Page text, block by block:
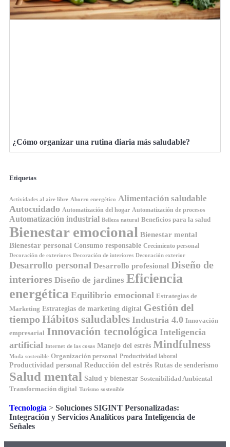
¿Cómo organizar una rutina diaria más saludable?
Etiquetas
Actividades al aire libre Ahorro energético Alimentación saludable
Autocuidado Automatización del hogar Automatización de procesos
Automatización industrial Belleza natural Beneficios para la salud
Bienestar emocional Bienestar mental
Bienestar personal Consumo responsable Crecimiento personal
Decoración de exteriores Decoración de interiores Decoración exterior
Desarrollo personal Desarrollo profesional Diseño de
interiores Diseño de jardines Eficiencia
energética Equilibrio emocional Estrategias de
Marketing Estrategias de marketing digital Gestión del
tiempo Hábitos saludables Industria 4.0 Innovación
empresarial Innovación tecnológica Inteligencia
artificial Internet de las cosas Manejo del estrés Mindfulness
Moda sostenible Organización personal Productividad laboral
Productividad personal Reducción del estrés Rutas de senderismo
Salud mental Salud y bienestar Sostenibilidad Ambiental
Transformación digital
Turismo sostenible
Tecnología > Soluciones SIGINT Personalizadas:
Integración y Servicios Analíticos para Inteligencia de
Señales